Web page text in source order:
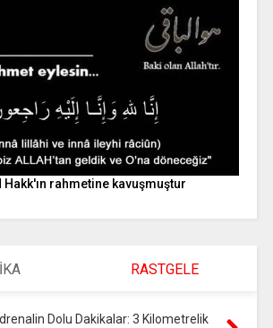
Hakk'ın rahmetine kavuşmuştur
RASTGELE
Dolu Dakikalar: 3 Kilometrelik